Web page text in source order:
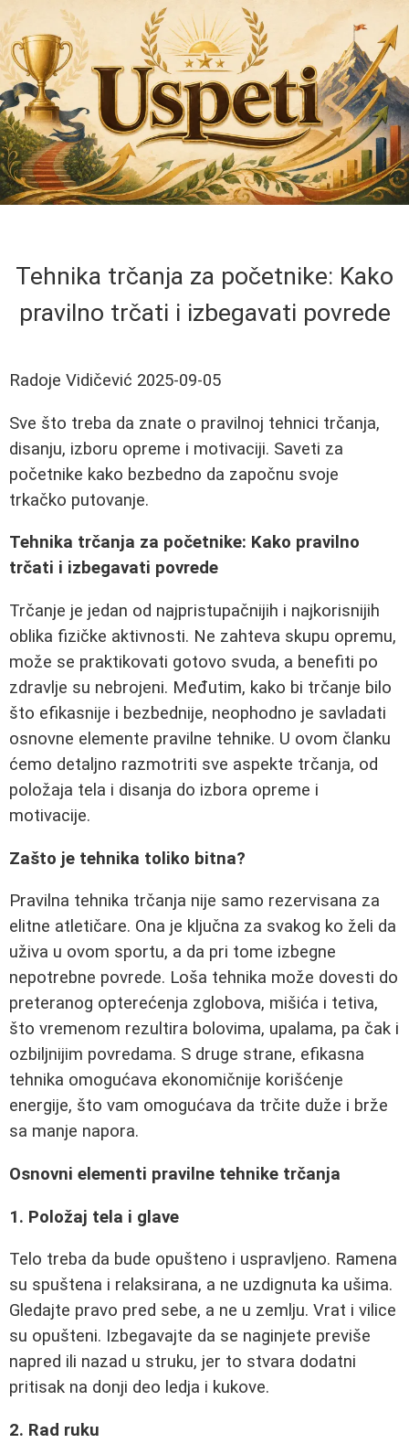
Tehnika trčanja za početnike: Kako
pravilno trčati i izbegavati povrede
Radoje Vidičević 2025-09-05
Sve što treba da znate o pravilnoj tehnici trčanja,
disanju, izboru opreme i motivaciji. Saveti za
početnike kako bezbedno da započnu svoje
trkačko putovanje.
Tehnika trčanja za početnike: Kako pravilno
trčati i izbegavati povrede
Trčanje je jedan od najpristupačnijih i najkorisnijih
oblika fizičke aktivnosti. Ne zahteva skupu opremu,
može se praktikovati gotovo svuda, a benefiti po
zdravlje su nebrojeni. Međutim, kako bi trčanje bilo
što efikasnije i bezbednije, neophodno je savladati
osnovne elemente pravilne tehnike. U ovom članku
ćemo detaljno razmotriti sve aspekte trčanja, od
položaja tela i disanja do izbora opreme i
motivacije.
Zašto je tehnika toliko bitna?
Pravilna tehnika trčanja nije samo rezervisana za
elitne atletičare. Ona je ključna za svakog ko želi da
uživa u ovom sportu, a da pri tome izbegne
nepotrebne povrede. Loša tehnika može dovesti do
preteranog opterećenja zglobova, mišića i tetiva,
što vremenom rezultira bolovima, upalama, pa čak i
ozbiljnijim povredama. S druge strane, efikasna
tehnika omogućava ekonomičnije korišćenje
energije, što vam omogućava da trčite duže i brže
sa manje napora.
Osnovni elementi pravilne tehnike trčanja
1. Položaj tela i glave
Telo treba da bude opušteno i uspravljeno. Ramena
su spuštena i relaksirana, a ne uzdignuta ka ušima.
Gledajte pravo pred sebe, a ne u zemlju. Vrat i vilice
su opušteni. Izbegavajte da se naginjete previše
napred ili nazad u struku, jer to stvara dodatni
pritisak na donji deo ledja i kukove.
2. Rad ruku